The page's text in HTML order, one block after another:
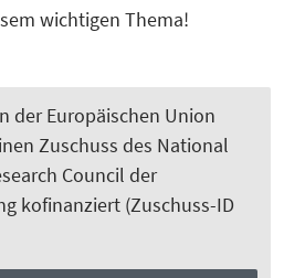
wichtigen Thema!
der Europäischen Union
Zuschuss des National
Council der
kofinanziert (Zuschuss-ID